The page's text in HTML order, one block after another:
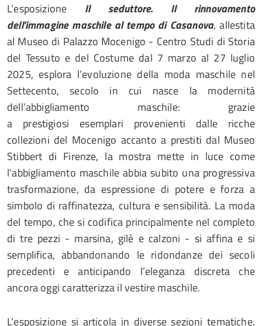
L’esposizione Il seduttore. Il rinnovamento
dell’immagine maschile al tempo di Casanova, allestita
al Museo di Palazzo Mocenigo - Centro Studi di Storia
del Tessuto e del Costume dal 7 marzo al 27 luglio
2025, esplora l’evoluzione della moda maschile nel
Settecento, secolo in cui nasce la modernità
dell’abbigliamento maschile: grazie
a prestigiosi esemplari provenienti dalle ricche
collezioni del Mocenigo accanto a prestiti dal Museo
Stibbert di Firenze, la mostra mette in luce come
l’abbigliamento maschile abbia subito una progressiva
trasformazione, da espressione di potere e forza a
simbolo di raffinatezza, cultura e sensibilità. La moda
del tempo, che si codifica principalmente nel completo
di tre pezzi - marsina, gilè e calzoni - si affina e si
semplifica, abbandonando le ridondanze dei secoli
precedenti e anticipando l’eleganza discreta che
ancora oggi caratterizza il vestire maschile.
L’esposizione si articola in diverse sezioni tematiche,